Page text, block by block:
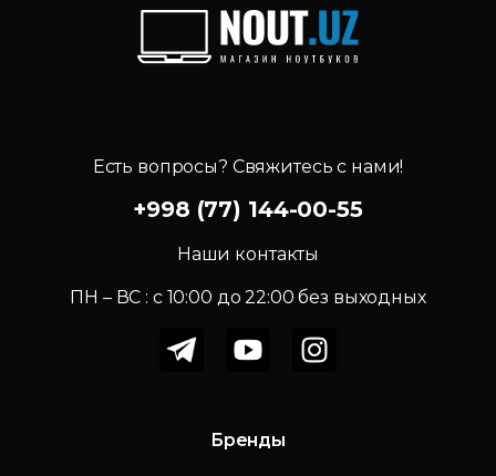
Есть вопросы? Свяжитесь с нами!
+998 (77) 144-00-55
Наши контакты
ПН – ВС : c 10:00 до 22:00 без выходных
Бренды